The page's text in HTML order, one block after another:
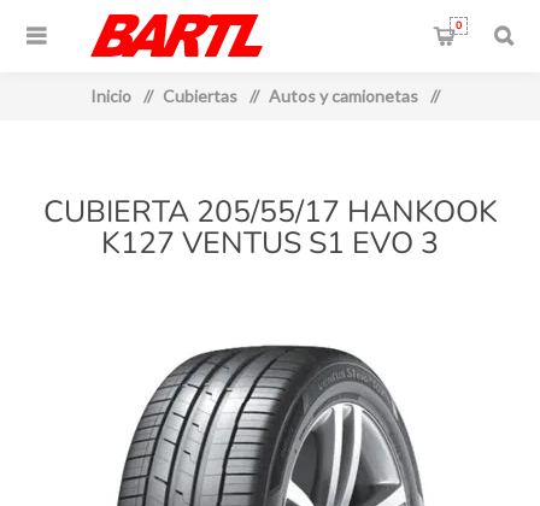
0
Inicio / Cubiertas / Autos y camionetas /
CUBIERTA 205/55/17 HANKOOK
K127 VENTUS S1 EVO 3